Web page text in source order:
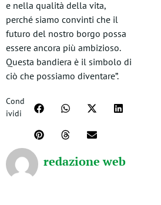
e nella qualità della vita,
perché siamo convinti che il
futuro del nostro borgo possa
essere ancora più ambizioso.
Questa bandiera è il simbolo di
ciò che possiamo diventare”.
Cond
ividi
redazione web